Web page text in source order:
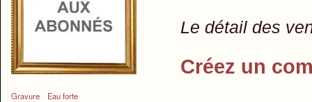
Gravure Eau forte
Le détail des
Créez un